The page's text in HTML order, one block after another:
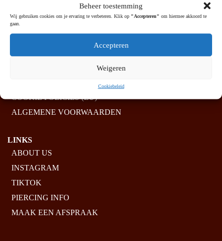
Beheer toestemming
Wij gebruiken cookies om je ervaring te verbeteren. Klik op "Accepteren" om hiermee akkoord te
gaan.
Accepteren
Weigeren
Cookiebeleid
MIJOUX
COOKIE POLICIES (EU)
ALGEMENE VOORWAARDEN
LINKS
ABOUT US
INSTAGRAM
TIKTOK
PIERCING INFO
MAAK EEN AFSPRAAK